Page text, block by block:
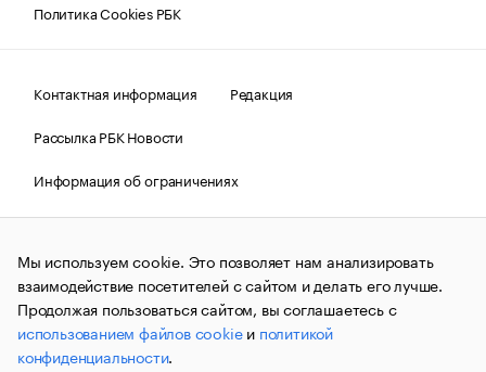
Политика Cookies РБК
Контактная информация
Редакция
Рассылка РБК Новости
Информация об ограничениях
Правовая информация
О соблюдении авторских прав
© АО «РОСБИЗНЕСКОНСАЛТИНГ»,1995–2026.Сообщения
и материалы информационного агентства «РБК»
(зарегистрировано Федеральной службой по надзору в сфере
связи, информационных технологий и массовых
коммуникаций (Роскомнадзор) 09.12.2015 за номером ИА
№ФС77-63848) сопровождаются пометкой «РБК». Отдельные
публикации могут содержать информацию,
Мы используем cookie. Это позволяет нам анализировать
взаимодействие посетителей с сайтом и делать его лучше.
Продолжая пользоваться сайтом, вы соглашаетесь с
использованием файлов cookieи политикой
конфиденциальности.